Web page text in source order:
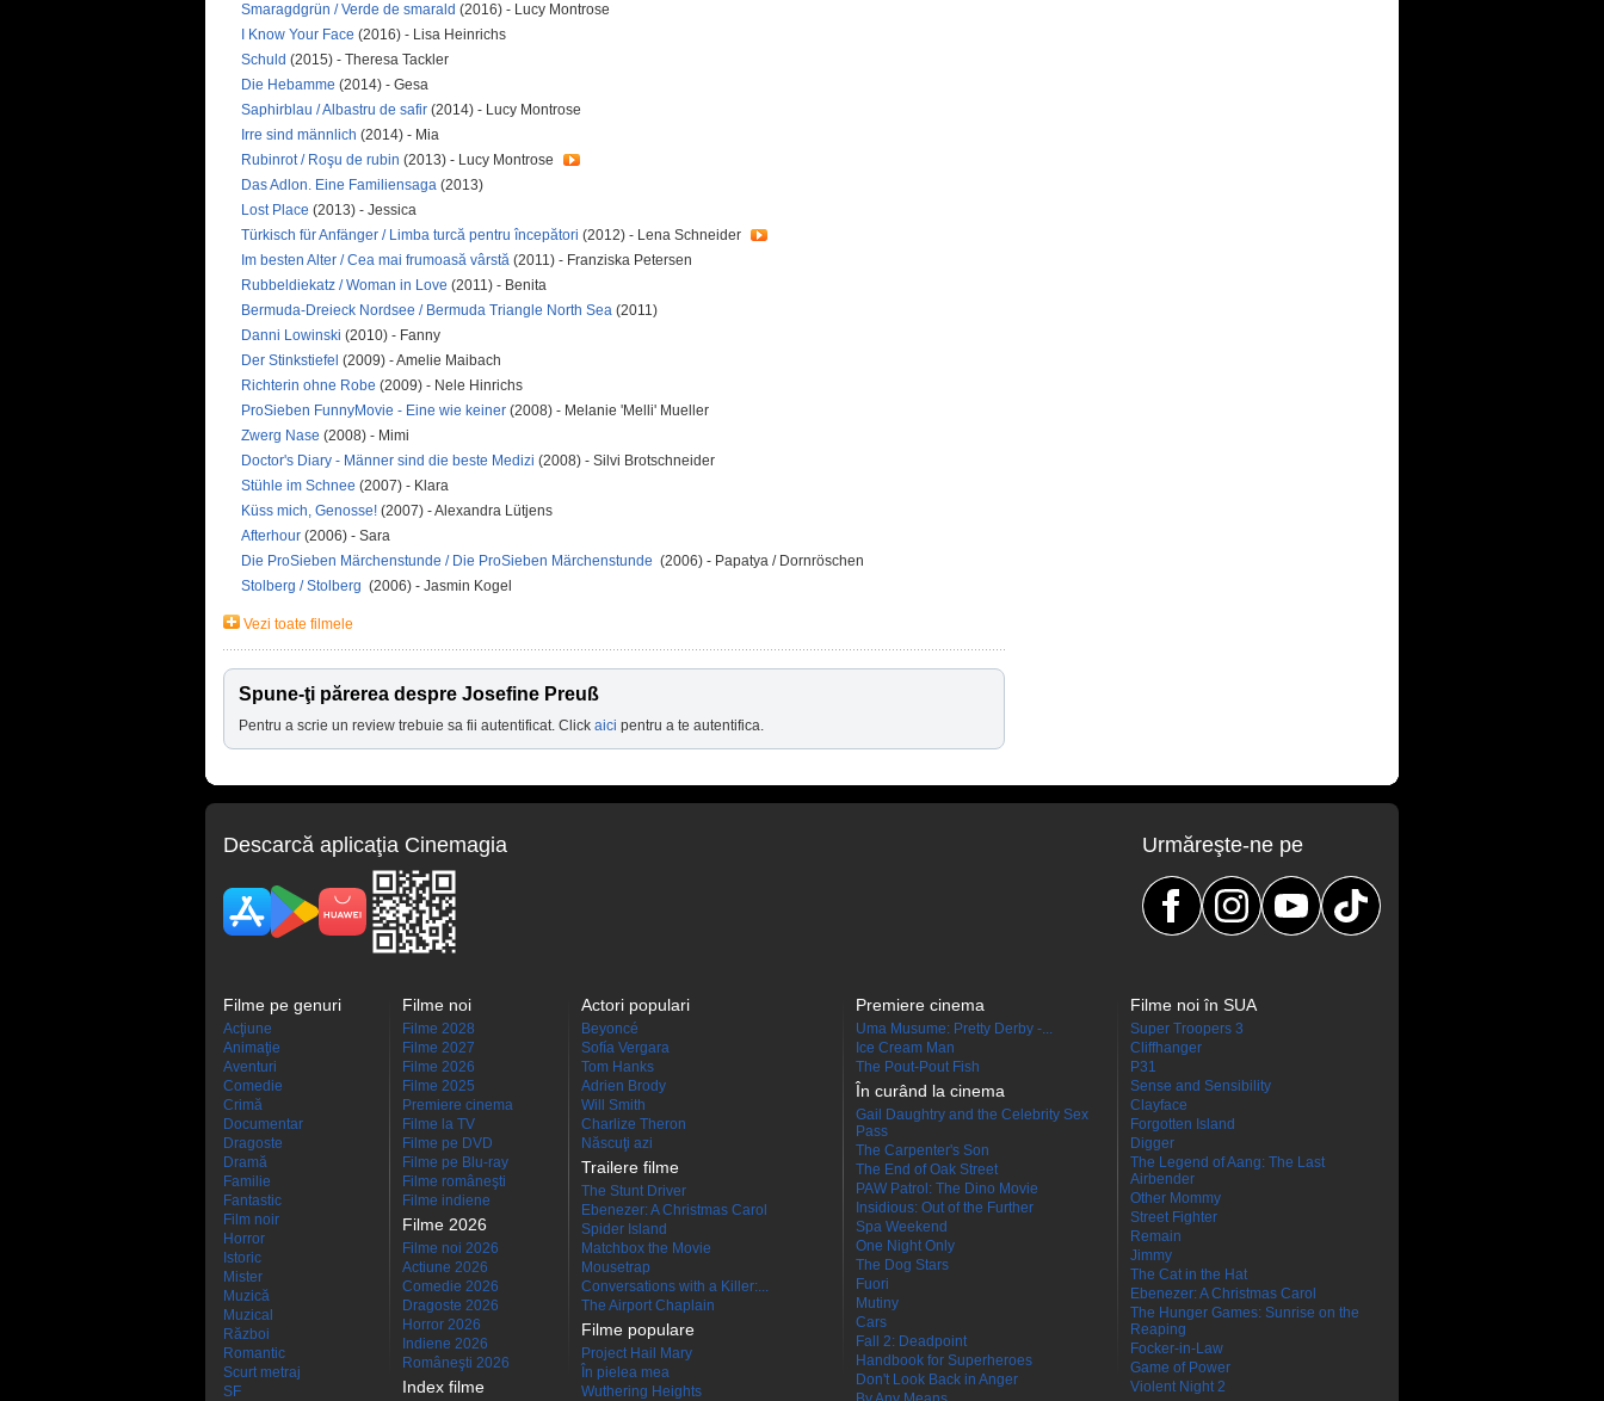
Smaragdgrün / Verde de smarald (2016) - Lucy Montrose
I Know Your Face (2016) - Lisa Heinrichs
Schuld (2015) - Theresa Tackler
Die Hebamme (2014) - Gesa
Saphirblau / Albastru de safir (2014) - Lucy Montrose
Irre sind männlich (2014) - Mia
Rubinrot / Roşu de rubin (2013) - Lucy Montrose
Das Adlon. Eine Familiensaga (2013)
Lost Place (2013) - Jessica
Türkisch für Anfänger / Limba turcă pentru începători (2012) - Lena Schneider
Im besten Alter / Cea mai frumoasă vârstă (2011) - Franziska Petersen
Rubbeldiekatz / Woman in Love (2011) - Benita
Bermuda-Dreieck Nordsee / Bermuda Triangle North Sea (2011)
Danni Lowinski (2010) - Fanny
Der Stinkstiefel (2009) - Amelie Maibach
Richterin ohne Robe (2009) - Nele Hinrichs
ProSieben FunnyMovie - Eine wie keiner (2008) - Melanie 'Melli' Mueller
Zwerg Nase (2008) - Mimi
Doctor's Diary - Männer sind die beste Medizi (2008) - Silvi Brotschneider
Stühle im Schnee (2007) - Klara
Küss mich, Genosse! (2007) - Alexandra Lütjens
Afterhour (2006) - Sara
Die ProSieben Märchenstunde / Die ProSieben Märchenstunde (2006) - Papatya / Dornröschen
Stolberg / Stolberg (2006) - Jasmin Kogel
Vezi toate filmele
Spune-ţi părerea despre Josefine Preuß
Pentru a scrie un review trebuie sa fii autentificat. Click aici pentru a te autentifica.
Descarcă aplicaţia Cinemagia Urmăreşte-ne pe
Filme pe genuri
Acţiune
Animaţie
Aventuri
Comedie
Crimă
Documentar
Dragoste
Dramă
Familie
Fantastic
Film noir
Horror
Istoric
Mister
Muzică
Muzical
Război
Romantic
Scurt metraj
SF
Filme noi
Filme 2028
Filme 2027
Filme 2026
Filme 2025
Premiere cinema
Filme la TV
Filme pe DVD
Filme pe Blu-ray
Filme româneşti
Filme indiene
Filme 2026
Filme noi 2026
Actiune 2026
Comedie 2026
Dragoste 2026
Horror 2026
Indiene 2026
Româneşti 2026
Index filme
Actori populari
Beyoncé
Sofía Vergara
Tom Hanks
Adrien Brody
Will Smith
Charlize Theron
Născuţi azi
Trailere filme
The Stunt Driver
Ebenezer: A Christmas Carol
Spider Island
Matchbox the Movie
Mousetrap
Conversations with a Killer:...
The Airport Chaplain
Filme populare
Project Hail Mary
În pielea mea
Wuthering Heights
Premiere cinema
Uma Musume: Pretty Derby -...
Ice Cream Man
The Pout-Pout Fish
În curând la cinema
Gail Daughtry and the Celebrity Sex
Pass
The Carpenter's Son
The End of Oak Street
PAW Patrol: The Dino Movie
Insidious: Out of the Further
Spa Weekend
One Night Only
The Dog Stars
Fuori
Mutiny
Cars
Fall 2: Deadpoint
Handbook for Superheroes
Don't Look Back in Anger
Filme noi în SUA
Super Troopers 3
Cliffhanger
P31
Sense and Sensibility
Clayface
Forgotten Island
Digger
The Legend of Aang: The Last
Airbender
Other Mommy
Street Fighter
Remain
Jimmy
The Cat in the Hat
Ebenezer: A Christmas Carol
The Hunger Games: Sunrise on the
Reaping
Focker-in-Law
Game of Power
Violent Night 2